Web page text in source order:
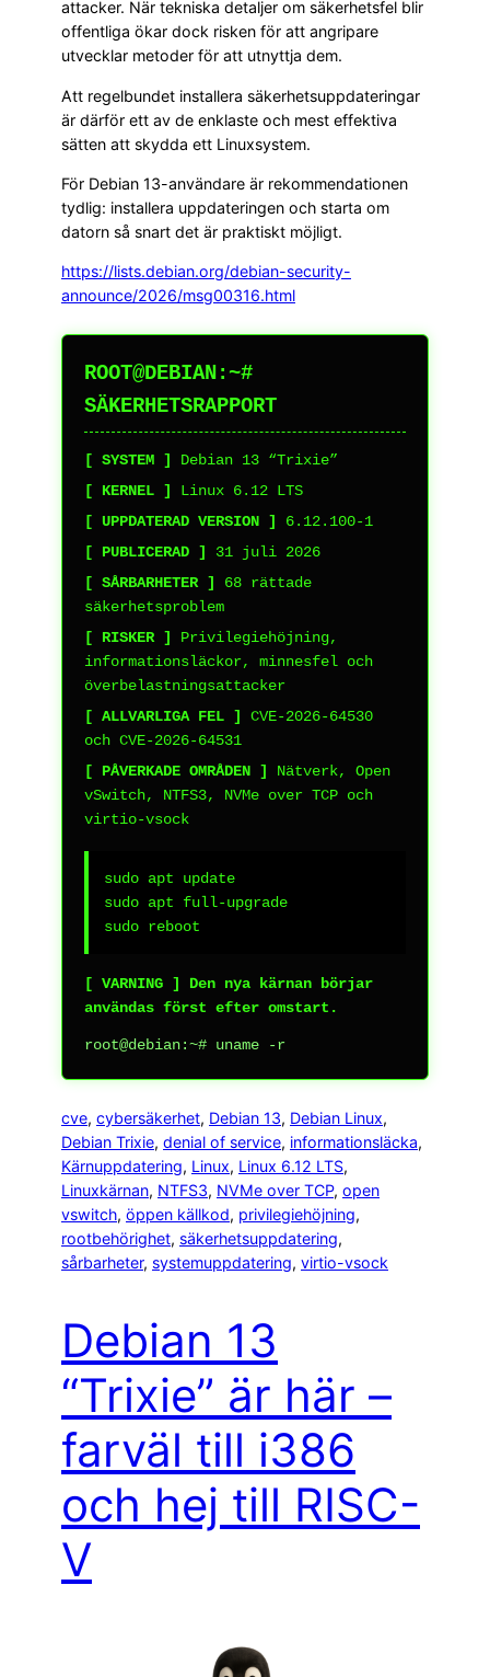
attacker. När tekniska detaljer om säkerhetsfel blir
offentliga ökar dock risken för att angripare
utvecklar metoder för att utnyttja dem.
Att regelbundet installera säkerhetsuppdateringar
är därför ett av de enklaste och mest effektiva
sätten att skydda ett Linuxsystem.
För Debian 13-användare är rekommendationen
tydlig: installera uppdateringen och starta om
datorn så snart det är praktiskt möjligt.
https://lists.debian.org/debian-security-
announce/2026/msg00316.html
ROOT@DEBIAN:~#
SÄKERHETSRAPPORT
[ SYSTEM ]
Debian 13 “Trixie”
[ KERNEL ]
Linux 6.12 LTS
[ UPPDATERAD VERSION ]
6.12.100-1
[ PUBLICERAD ]
31 juli 2026
[ SÅRBARHETER ]
68 rättade
säkerhetsproblem
[ RISKER ]
Privilegiehöjning,
informationsläckor, minnesfel och
överbelastningsattacker
[ ALLVARLIGA FEL ]
CVE-2026-64530
och CVE-2026-64531
[ PÅVERKADE OMRÅDEN ]
Nätverk, Open
vSwitch, NTFS3, NVMe over TCP och
virtio-vsock
sudo apt update
sudo apt full-upgrade
sudo reboot
[ VARNING ] Den nya kärnan börjar
användas först efter omstart.
root@debian:~# uname -r
cve, cybersäkerhet, Debian 13, Debian Linux
Debian Trixie, denial of service, informationsläcka
Kärnuppdatering, Linux, Linux 6.12 LTS
Linuxkärnan, NTFS3, NVMe over TCP, open
vswitch, öppen källkod, privilegiehöjning
rootbehörighet, säkerhetsuppdatering
sårbarheter, systemuppdatering, virtio-vsock
Debian 13
“Trixie” är här –
farväl till i386
och hej till RISC-
V